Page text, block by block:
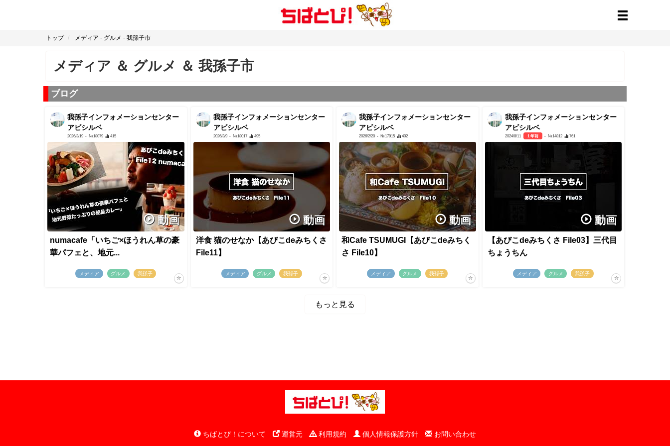
トップ メディア - グルメ - 我孫子市
メディア ＆ グルメ ＆ 我孫子市
ブログ
我孫子インフォメーションセンター
アビシルベ
2026/3/19 - №18079 415
動画
numacafe「いちご×ほうれん草の豪
華パフェと、地元...
メディア グルメ 我孫子
我孫子インフォメーションセンター
アビシルベ
2026/3/9 - №18017 495
動画
洋食 猫のせなか【あびこdeみちくさ
File11】
メディア グルメ 我孫子
我孫子インフォメーションセンター
アビシルベ
2026/2/20 - №17915 402
動画
和Cafe TSUMUGI【あびこdeみちく
さ File10】
メディア グルメ 我孫子
我孫子インフォメーションセンター
アビシルベ
2024/8/11 1 年前 - №14812 761
動画
【あびこdeみちくさ File03】三代目
ちょうちん
メディア グルメ 我孫子
もっと見る
ちばとぴ！について 運営元 利用規約 個人情報保護方針 お問い合わせ